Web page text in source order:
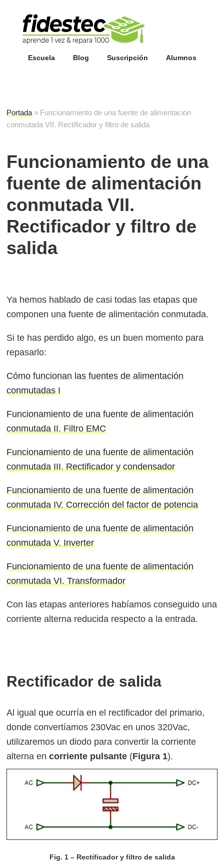
Escuela Blog Suscripción Alumnos
Portada » Funcionamiento de una fuente de alimentación
conmutada VII. Rectificador y filtro de salida
Funcionamiento de una
fuente de alimentación
conmutada VII.
Rectificador y filtro de
salida
Ya hemos hablado de casi todas las etapas que
componen una fuente de alimentación conmutada.
Si te has perdido algo, es un buen momento para
repasarlo:
Cómo funcionan las fuentes de alimentación
conmutadas I
Funcionamiento de una fuente de alimentación
conmutada II. Filtro EMC
Funcionamiento de una fuente de alimentación
conmutada III. Rectificador y condensador
Funcionamiento de una fuente de alimentación
conmutada IV. Corrección del factor de potencia
Funcionamiento de una fuente de alimentación
conmutada V. Inverter
Funcionamiento de una fuente de alimentación
conmutada VI. Transformador
Con las etapas anteriores habíamos conseguido una
corriente alterna reducida respecto a la entrada.
Rectificador de salida
Al igual que ocurría en el rectificador del primario,
donde convertíamos 230Vac en unos 320Vac,
utilizaremos un diodo para convertir la corriente
alterna encorriente pulsante (Figura 1).
Fig. 1 – Rectificador y filtro de salida